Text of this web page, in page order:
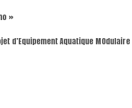
»
d’Equipement Aquatique